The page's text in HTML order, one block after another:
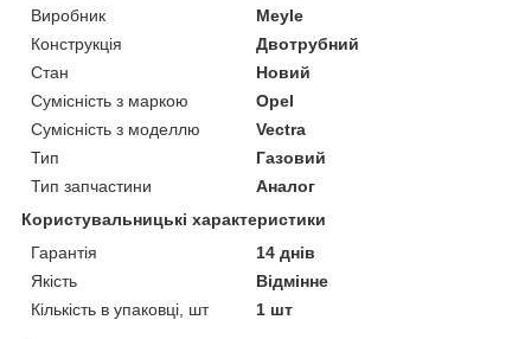
Виробник
Meyle
Конструкція
Двотрубний
Стан
Новий
Сумісність з маркою
Opel
Сумісність з моделлю
Vectra
Тип
Газовий
Тип запчастини
Аналог
Користувальницькі характеристики
Гарантія
14 днів
Якість
Відмінне
Кількість в упаковці, шт
1 шт